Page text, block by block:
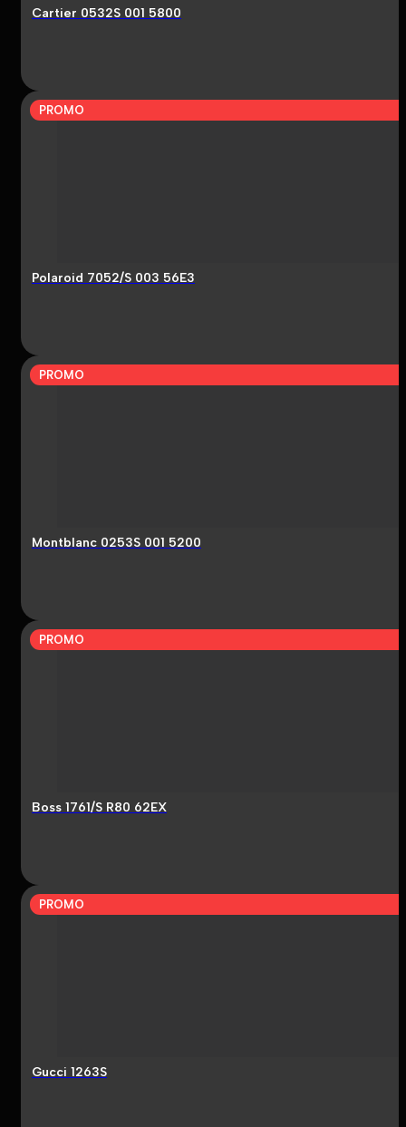
Cartier 0532S 001 5800
PROMO
Polaroid 7052/S 003 56E3
PROMO
Montblanc 0253S 001 5200
PROMO
Boss 1761/S R80 62EX
PROMO
Gucci 1263S